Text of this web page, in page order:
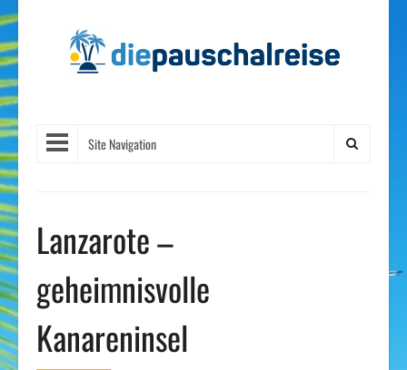
Site Navigation
Lanzarote –
geheimnisvolle
Kanareninsel